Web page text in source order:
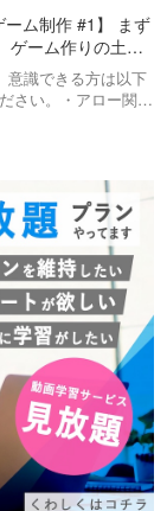
る。
アというボ
無視で固定
る。
、MP（マ
装し、HP
実装す
、ファイ
るようにす
アボタン
ベルが上が
mv.co…
ーム制作 #1】 まず
ゲーム作りの土台
しょう！
意識できる方は以下
さい。・アロー関数